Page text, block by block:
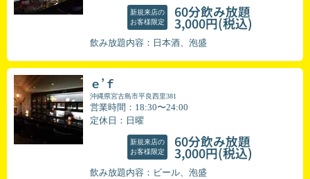
新規来店の
お客様限定
60分飲み放題
3,000円(税込)
飲み放題内容：日本酒、泡盛
ｅ’ｆ
沖縄県宮古島市平良西里381
営業時間：18:30〜24:00
定休日：日曜
新規来店の
お客様限定
60分飲み放題
3,000円(税込)
飲み放題内容：ビール、泡盛